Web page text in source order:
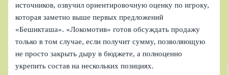
источников, озвучил ориентировочную оценку по игроку,
которая заметно выше первых предложений
«Бешикташа». «Локомотив» готов обсуждать продажу
только в том случае, если получит сумму, позволяющую
не просто закрыть дыру в бюджете, а полноценно
укрепить состав на нескольких позициях.